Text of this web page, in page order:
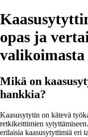
opas ja
valikoimasta
Mikä on
hankkia?
Kaasusytytin on kätevä
retkikeittimien
erilaisia kaasusytyttimiä eri